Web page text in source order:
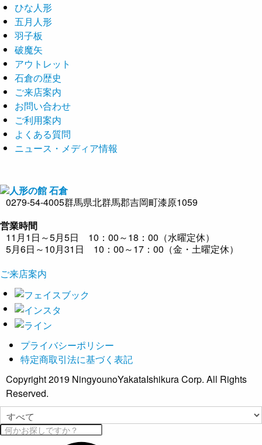
ひな人形
五月人形
羽子板
破魔矢
アウトレット
石倉の歴史
ご来店案内
お問い合わせ
ご利用案内
よくある質問
ニュース・メディア情報
0279-54-4005群馬県北群馬郡吉岡町漆原1059
営業時間
11月1日～5月5日 10：00～18：00（水曜定休）
5月6日～10月31日 10：00～17：00（金・土曜定休）
ご来店案内
プライバシーポリシー
特定商取引法に基づく表記
Copyright 2019 NingyounoYakataIshikura Corp. All Rights
Reserved.